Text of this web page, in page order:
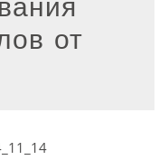
от